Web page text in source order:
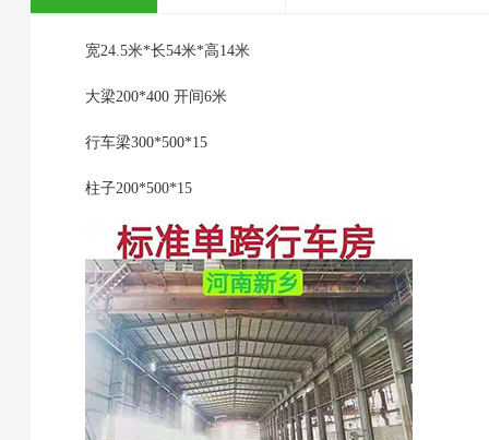
宽24.5米*长54米*高14米
大梁200*400 开间6米
行车梁300*500*15
柱子200*500*15